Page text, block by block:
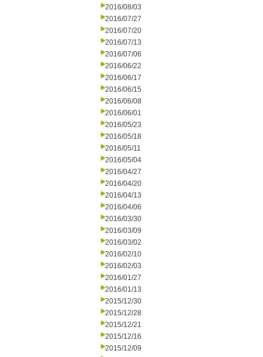
2016/08/03
2016/07/27
2016/07/20
2016/07/13
2016/07/06
2016/06/22
2016/06/17
2016/06/15
2016/06/08
2016/06/01
2016/05/23
2016/05/18
2016/05/11
2016/05/04
2016/04/27
2016/04/20
2016/04/13
2016/04/06
2016/03/30
2016/03/09
2016/03/02
2016/02/10
2016/02/03
2016/01/27
2016/01/13
2015/12/30
2015/12/28
2015/12/21
2015/12/16
2015/12/09